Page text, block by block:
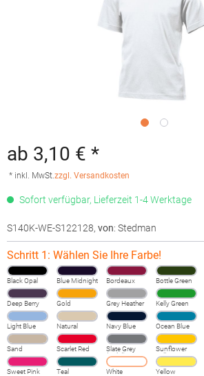
ab 3,10 € *
* inkl. MwSt.zzgl. Versandkosten
Sofort verfügbar, Lieferzeit 1-4 Werktage
S140K-WE-S122128, von: Stedman
Schritt 1: Wählen Sie Ihre Farbe!
Black Opal Blue Midnight Bordeaux Bottle Green
Deep Berry Gold Grey Heather Kelly Green
Light Blue Natural Navy Blue Ocean Blue
Sand Scarlet Red
Slate Grey
(Solid)
Sunflower
Yellow
Sweet Pink Teal White Yellow